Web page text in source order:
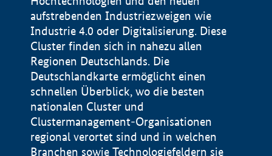
aufstrebenden Industriezweigen wie
Industrie 4.0 oder Digitalisierung. Diese
Cluster finden sich in nahezu allen
Regionen Deutschlands. Die
Deutschlandkarte ermöglicht einen
schnellen Überblick, wo die besten
nationalen Cluster und
Clustermanagement-Organisationen
regional verortet sind und in welchen
Branchen sowie Technologiefeldern sie